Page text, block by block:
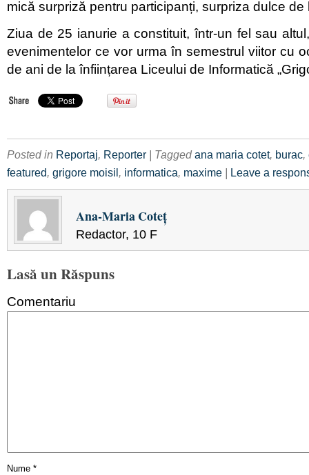
mică surpriză pentru participanți, surpriza dulce de
Ziua de 25 ianurie a constituit, într-un fel sau
evenimentelor ce vor urma în semestrul viitor cu
de ani de la înființarea Liceului de Informatică
Posted in Reportaj, Reporter | Taggedana maria cotet, burac,
featured, grigore moisil, informatica, maxime | Leave a
Ana-Maria Coteţ
Redactor, 10 F
Lasă un Răspuns
Comentariu
Nume *